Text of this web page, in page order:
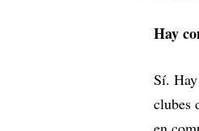
Hay
Sí.
clubes